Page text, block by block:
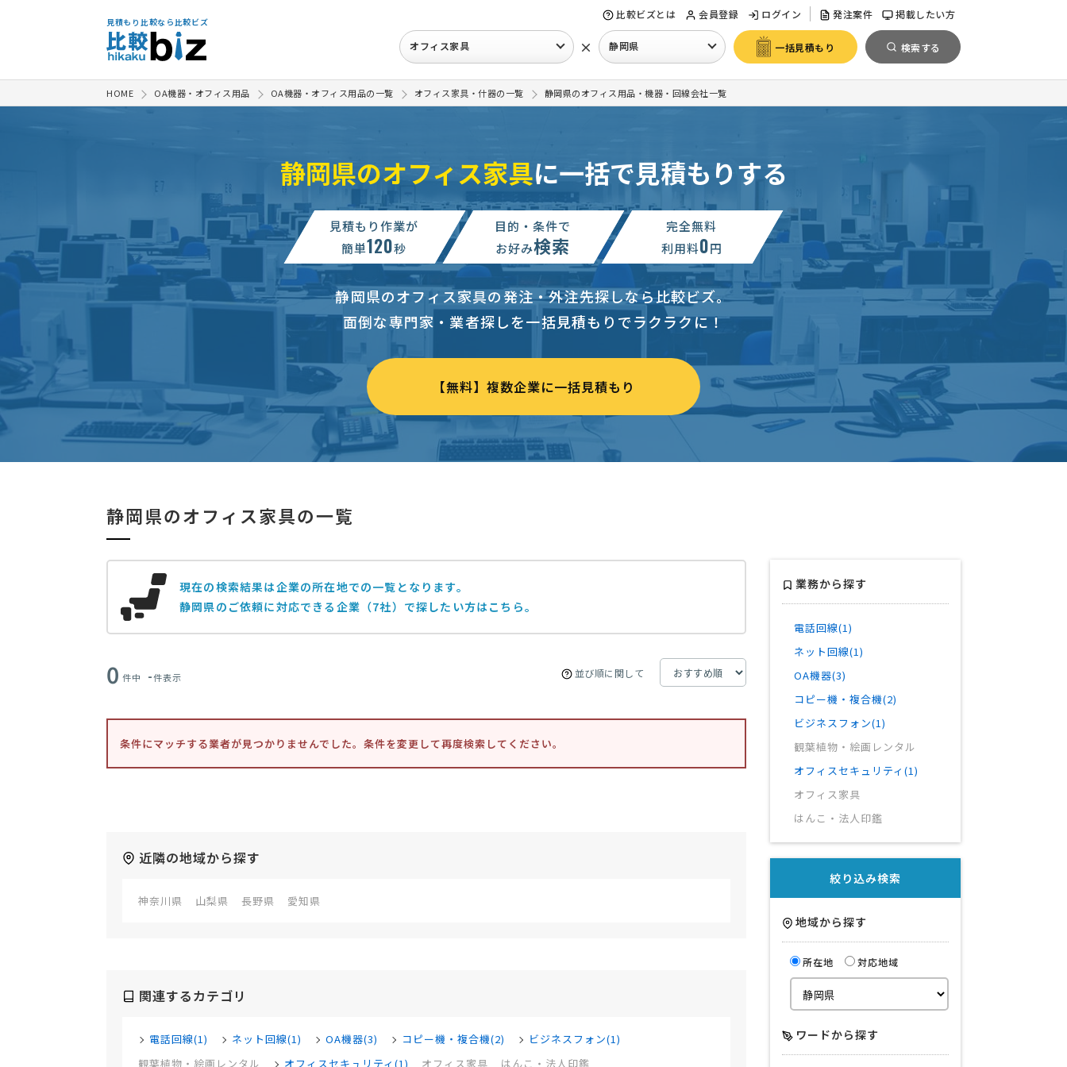
見積もり比較なら比較ビズ
比較ビズとは 会員登録 ログイン 発注案件 掲載したい方
オフィス家具 × 静岡県 一括見積もり 検索する
HOME OA機器・オフィス用品 OA機器・オフィス用品の一覧 オフィス家具・什器の一覧 静岡県のオフィス用品・機器・回線会社一覧
静岡県のオフィス家具に一括で見積もりする
見積もり作業が
簡単120秒
目的・条件で
お好み検索
完全無料
利用料0円
静岡県のオフィス家具の発注・外注先探しなら比較ビズ。
面倒な専門家・業者探しを一括見積もりでラクラクに！
【無料】複数企業に一括見積もり
静岡県のオフィス家具の一覧
現在の検索結果は企業の所在地での一覧となります。
静岡県のご依頼に対応できる企業（7社）で探したい方はこちら。
0 件中 -件表示 並び順に関して
条件にマッチする業者が見つかりませんでした。条件を変更して再度検索してください。
近隣の地域から探す
神奈川県 山梨県 長野県 愛知県
関連するカテゴリ
電話回線(1) ネット回線(1) OA機器(3) コピー機・複合機(2)
ビジネスフォン(1)
観葉植物・絵画レンタル
オフィスセキュリティ(1) オフィス家具 はんこ・法人印鑑
業務から探す
電話回線(1)
ネット回線(1)
OA機器(3)
コピー機・複合機(2)
ビジネスフォン(1)
観葉植物・絵画レンタル
オフィスセキュリティ(1)
オフィス家具
はんこ・法人印鑑
絞り込み検索
地域から探す
所在地 対応地域
ワードから探す